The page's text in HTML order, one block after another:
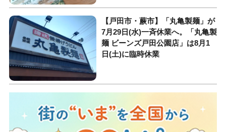
【戸田市・蕨市】「丸亀製麺」が
7月29日(水)一斉休業へ。「丸亀製
麺 ビーンズ戸田公園店」は8月1
日(土)に臨時休業